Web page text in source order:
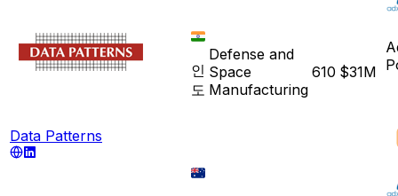
Data Patterns
인
도
Defense and
Space
Manufacturing
610 $31M